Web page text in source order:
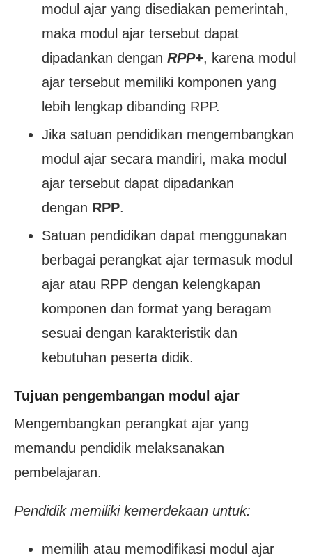
modul ajar yang disediakan pemerintah,
maka modul ajar tersebut dapat
dipadankan dengan RPP+, karena modul
ajar tersebut memiliki komponen yang
lebih lengkap dibanding RPP.
Jika satuan pendidikan mengembangkan
modul ajar secara mandiri, maka modul
ajar tersebut dapat dipadankan
dengan RPP.
Satuan pendidikan dapat menggunakan
berbagai perangkat ajar termasuk modul
ajar atau RPP dengan kelengkapan
komponen dan format yang beragam
sesuai dengan karakteristik dan
kebutuhan peserta didik.
Tujuan pengembangan modul ajar
Mengembangkan perangkat ajar yang
memandu pendidik melaksanakan
pembelajaran.
Pendidik memiliki kemerdekaan untuk:
memilih atau memodifikasi modul ajar